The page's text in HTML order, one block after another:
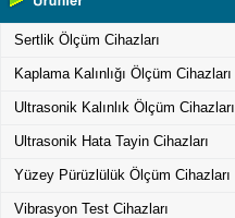
Sertlik Ölçüm Cihazları
Kaplama Kalınlığı Ölçüm Cihazları
Ultrasonik Kalınlık Ölçüm Cihazları
Ultrasonik Hata Tayin Cihazları
Yüzey Pürüzlülük Ölçüm Cihazları
Vibrasyon Test Cihazları